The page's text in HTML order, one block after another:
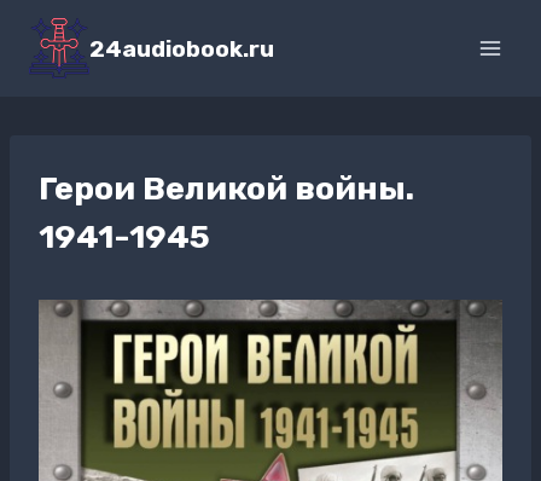
Перейти
содержимому
24audiobook.ru
Герои Великой войны.
1941-1945